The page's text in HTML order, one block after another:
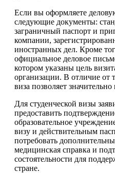
Если вы оформляете
следующие документы:
заграничный паспорт и
компании,
иностранных дел. Кроме
официальное деловое
котором указаны цель
организации. В отличие от
виза позволяет
Для студенческой визы
предоставить
образовательное
визу и действительным
потребовать
медицинская справка и
состоятельности для
стране.